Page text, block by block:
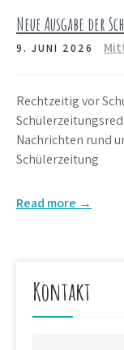
Neue Ausgabe der
9. JUNI 2026
Rechtzeitig vor
Nachrichten rund
Schülerzeitung
Read more →
Kontakt